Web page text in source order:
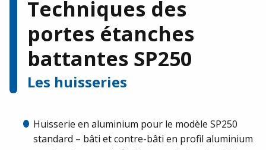
Techniques des
portes étanches
battantes SP250
Les huisseries
Huisserie en aluminium pour le modèle SP250
standard – bâti et contre-bâti en profil aluminium